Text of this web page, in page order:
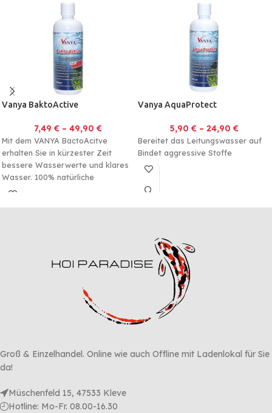
Vanya BaktoActive
7,49 € – 49,90 €
Mit dem VANYA BactoAcitve
erhalten Sie in kürzester Zeit
bessere Wasserwerte und klares
Wasser. 100% natürliche
Inhaltsstoffe sorgen für optimale
Vanya AquaProtect
5,90 €– 24,90 €
Bereitet das Leitungswasser auf
Bindet aggressive Stoffe
Groß & Einzelhandel. Online wie auch Offline mit Ladenlokal für Sie
da!
Müschenfeld 15, 47533 Kleve
Hotline: Mo-Fr. 08.00-16.30